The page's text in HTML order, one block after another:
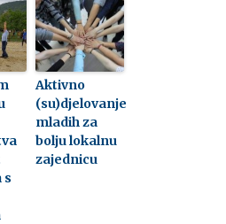
s
Aktivno
(su)djelovanje
mladih za
bolju lokalnu
zajednicu